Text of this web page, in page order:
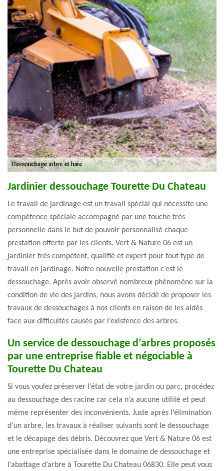
Jardinier dessouchage Tourette Du Chateau
Le travail de jardinage est un travail spécial qui nécessite une
compétence spéciale accompagné par une touche très
personnelle dans le but de pouvoir personnalisé chaque
prestation offerte par les clients. Vert & Nature 06 est un
jardinier très compétent, qualifié et expert pour tout type de
travail en jardinage. Notre nouvelle prestation c’est le
dessouchage. Après avoir observé nombreux phénomène sur la
condition de vie des jardins, nous avons décidé de proposer les
travaux de dessouchages à nos clients en raison de les aidés
face aux difficultés causés par l’existence des arbres.
Un service de dessouchage d’arbres proposés
par une entreprise fiable et négociable à
Tourette Du Chateau
Si vous voulez préserver l’état de votre jardin ou parc, procédez
au dessouchage des racine car cela n’a aucune utilité et peut
même représenter des inconvénients. Juste après l’élimination
d’un arbre, les travaux à réaliser suivants sont le dessouchage
et le décapage des débris. Découvrez que Vert & Nature 06 est
une entreprise spécialisée dans le domaine de dessouchage et
l’abattage d’arbre à Tourette Du Chateau 06830. Elle peut vous